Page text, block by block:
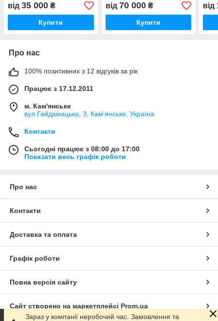
від 35 000 ₴
Купити
від 70 000₴
Купити
від
Про нас
100% позитивних з 12 відгуків за рік
Працює з 17.12.2011
м. Кам'янське
вул.Гайдамацька, 3, Кам'янське, Україна
Контакти
Сьогодні працює з 08:00 до 17:00
Показати весь графік роботи
Про нас
Контакти
Доставка та оплата
Графік роботи
Повна версія сайту
Сайт створено на маркетплейсі Prom.ua
Зараз у компанії неробочий час. Замовлення та